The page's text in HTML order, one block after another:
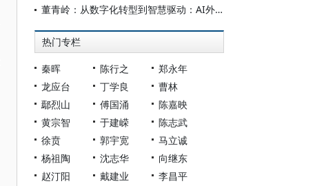
董青岭：从数字化转型到智慧驱动：AI外交的崛起及其影响
热门专栏
秦晖 陈行之
郑永年
龙应台
丁学良
曹林
鄢烈山
傅国涌
陈嘉映
黄宗智
于建嵘
陈志武
徐贲
郭宇宽
马立诚
杨祖陶
沈志华
向继东
赵汀阳
戴建业
李昌平